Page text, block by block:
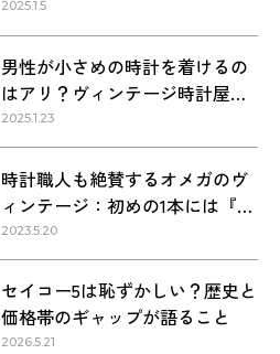
しい方法
2025.1.5
男性が小さめの時計を着けるの
はアリ？ヴィンテージ時計屋が
回答します！
2025.1.23
時計職人も絶賛するオメガのヴ
ィンテージ：初めの1本には『シ
ーマスター』を選ぶべき理由
2023.5.20
セイコー5は恥ずかしい？歴史と
価格帯のギャップが語ること
2026.5.21